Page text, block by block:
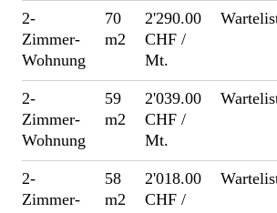
2-
Zimmer-
Wohnung
70
m2
2'290.00
CHF /
Mt.
2-
Zimmer-
Wohnung
59
m2
2'039.00
CHF /
Mt.
2-
Zimmer-
58
m2
2'018.00
CHF /